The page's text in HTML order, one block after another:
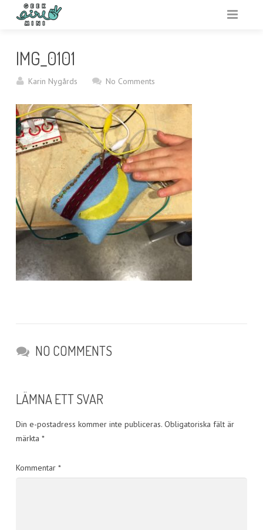
VAR?
RESURSER
IMG_0101
Karin Nygårds No Comments
NO COMMENTS
LÄMNA ETT SVAR
Din e-postadress kommer inte publiceras. Obligatoriska fält är
märkta *
Kommentar *